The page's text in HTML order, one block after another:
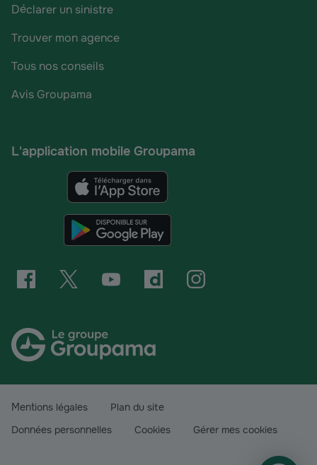
Déclarer un sinistre
Trouver mon agence
Tous nos conseils
Avis Groupama
L'application mobile Groupama
Mentions légales
Plan du site
Données personnelles
Cookies Gérer mes cookies